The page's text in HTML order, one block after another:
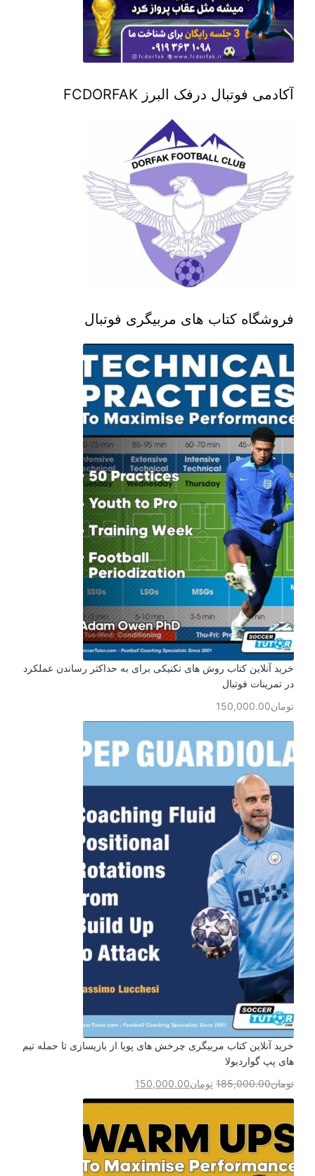
آکادمی فوتبال درفک البرز FCDORFAK
فروشگاه کتاب های مربیگری فوتبال
خرید آنلاین کتاب روش های تکنیکی برای به حداکثر رساندن عملکرد
در تمرینات فوتبال
تومان150,000.00
خرید آنلاین کتاب مربیگری چرخش های پویا از بازیسازی تا حمله تیم
های پپ گواردیولا
تومان185,000.00 تومان150,000.00